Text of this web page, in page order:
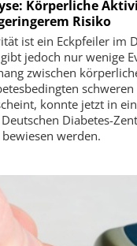
Körperliche
Risiko
ist ein Eckpfeiler im
jedoch nur wenige
zwischen
konnte jetzt in
Diabetes-
werden.